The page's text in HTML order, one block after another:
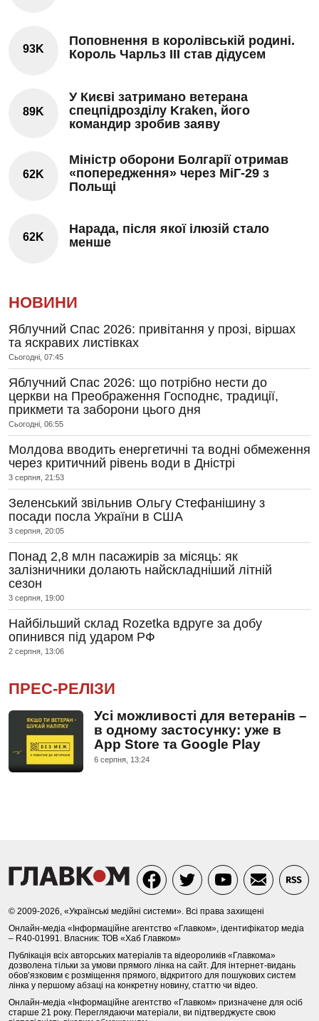
93K
Поповнення в королівській родині.
Король Чарльз III став дідусем
89K
У Києві затримано ветерана
спецпідрозділу Kraken, його
командир зробив заяву
62K
Міністр оборони Болгарії отримав
«попередження» через МіГ-29 з
Польщі
62K
Нарада, після якої ілюзій стало
менше
НОВИНИ
Яблучний Спас 2026: привітання у прозі, віршах
та яскравих листівках
Сьогодні, 07:45
Яблучний Спас 2026: що потрібно нести до
церкви на Преображення Господнє, традиції,
прикмети та заборони цього дня
Сьогодні, 06:55
Молдова вводить енергетичні та водні обмеження
через критичний рівень води в Дністрі
3 серпня, 21:53
Зеленський звільнив Ольгу Стефанішину з
посади посла України в США
3 серпня, 20:05
Понад 2,8 млн пасажирів за місяць: як
залізничники долають найскладніший літній
сезон
3 серпня, 19:00
Найбільший склад Rozetka вдруге за добу
опинився під ударом РФ
2 серпня, 13:06
ПРЕС-РЕЛІЗИ
Усі можливості для ветеранів –
в одному застосунку: уже в
App Store та Google Play
6 серпня, 13:24
© 2009-2026, «Українські медійні системи». Всі права захищені
Онлайн-медіа «Інформаційне агентство «Главком», ідентифікатор медіа
– R40-01991. Власник: ТОВ «Хаб Главком»
Публікація всіх авторських матеріалів та відеороликів «Главкома»
дозволена тільки за умови прямого лінка на сайт. Для інтернет-видань
обов’язковим є розміщення прямого, відкритого для пошукових систем
лінка у першому абзаці на конкретну новину, статтю чи відео.
Онлайн-медіа «Інформаційне агентство «Главком» призначене для осіб
старше 21 року. Переглядаючи матеріали, ви підтверджуєте свою